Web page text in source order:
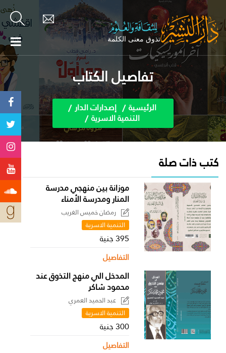
تفاصيل الكتاب
الرئيسية إصدارات الدار
التنمية الاسرية
كتب ذات صلة
موزانة بين منهجي مدرسة
المنار ومدرسة الأمناء
رمضان خميس الغريب
التنمية الاسرية
395 جنية
التفاصيل
المدخل الي منهج التذوق عند
محمود شاكر
عبد الحميد العمري
التنمية الاسرية
300 جنية
التفاصيل